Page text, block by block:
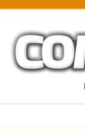
content